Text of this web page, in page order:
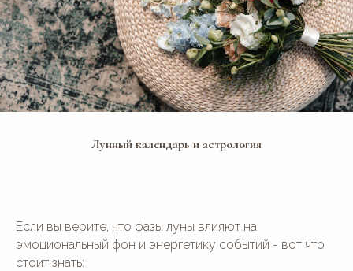
Лунный календарь и астрология
Если вы верите, что фазы луны влияют на
эмоциональный фон и энергетику событий - вот что
стоит знать: